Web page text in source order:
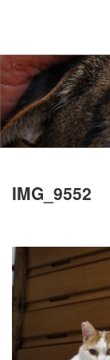
IMG_9552
Menu
ホーム
料金
里親について
お問い合わせ